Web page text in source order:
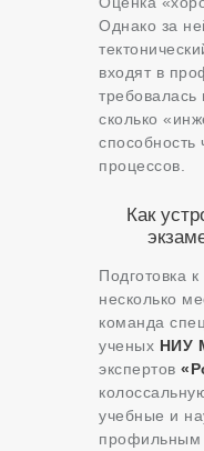
Однако за
входят в
требовалась
сколько
способность
процессов.
Как
Подготовка
несколько
команда
ученых НИУ
экспертов
учебные и
профильным